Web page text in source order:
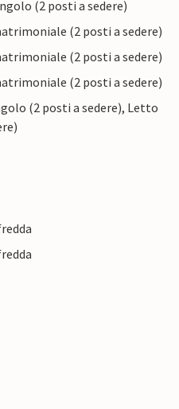
fare shopping nel
a Palma. Palma è
Anche le spiagge
un commerciante. Ciò
consumatori potrebbe
potete essere certi che vi
da quello di un alloggio
(2 posti a sedere)
(2 posti a sedere)
(2 posti a sedere)
(2 posti a sedere)
(2 posti a sedere), Letto